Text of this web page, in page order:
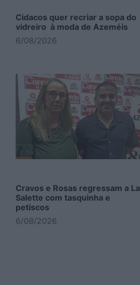
Cidacos quer recriar a sopa do
vidreiro à moda de Azeméis
6/08/2026
Cravos e Rosas regressam a La
Salette com tasquinha e
petiscos
6/08/2026